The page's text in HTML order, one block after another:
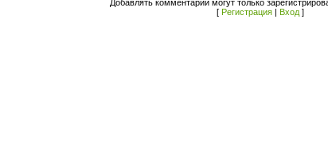
Добавлять комментарии могут только
[ Регистрация | Вход ]